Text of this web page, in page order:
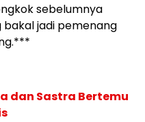
sebelumnya
jadi pemenang
dan Sastra Bertemu